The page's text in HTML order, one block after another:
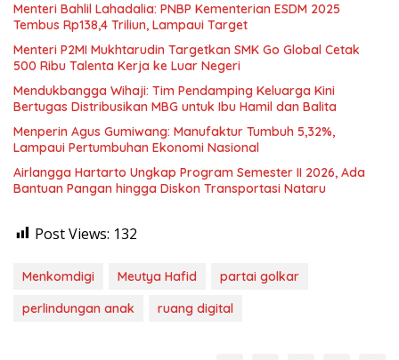
Menteri Bahlil Lahadalia: PNBP Kementerian ESDM 2025
Tembus Rp138,4 Triliun, Lampaui Target
Menteri P2MI Mukhtarudin Targetkan SMK Go Global Cetak
500 Ribu Talenta Kerja ke Luar Negeri
Mendukbangga Wihaji: Tim Pendamping Keluarga Kini
Bertugas Distribusikan MBG untuk Ibu Hamil dan Balita
Menperin Agus Gumiwang: Manufaktur Tumbuh 5,32%,
Lampaui Pertumbuhan Ekonomi Nasional
Airlangga Hartarto Ungkap Program Semester II 2026, Ada
Bantuan Pangan hingga Diskon Transportasi Nataru
Post Views: 132
Menkomdigi Meutya Hafid
partai golkar
perlindungan anak
ruang digital